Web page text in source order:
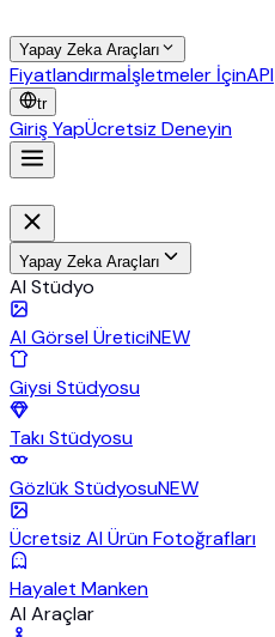
Yapay Zeka Araçları
Fiyatlandırmaİşletmeler İçinAPI
tr
Giriş YapÜcretsiz Deneyin
Yapay Zeka Araçları
AI Stüdyo
AI Görsel ÜreticiNEW
Giysi Stüdyosu
Takı Stüdyosu
Gözlük StüdyosuNEW
Ücretsiz AI Ürün Fotoğrafları
Hayalet Manken
AI Araçlar